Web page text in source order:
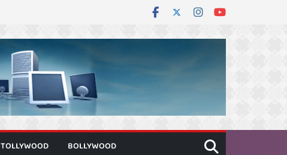
TOLLYWOOD BOLLYWOOD